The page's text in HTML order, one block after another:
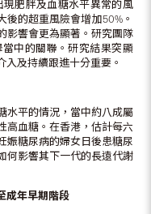
現肥胖及血糖水平異常的風
後的超重風險會增加50%。
影響會更為顯著。研究團隊
中的關聯。研究結果突顯
及持續跟進十分重要。
水平的情況，當中約八成屬
高血糖。在香港，估計每六
娠糖尿病的婦女日後患糖尿
何影響其下一代的長遠代謝
成年早期階段